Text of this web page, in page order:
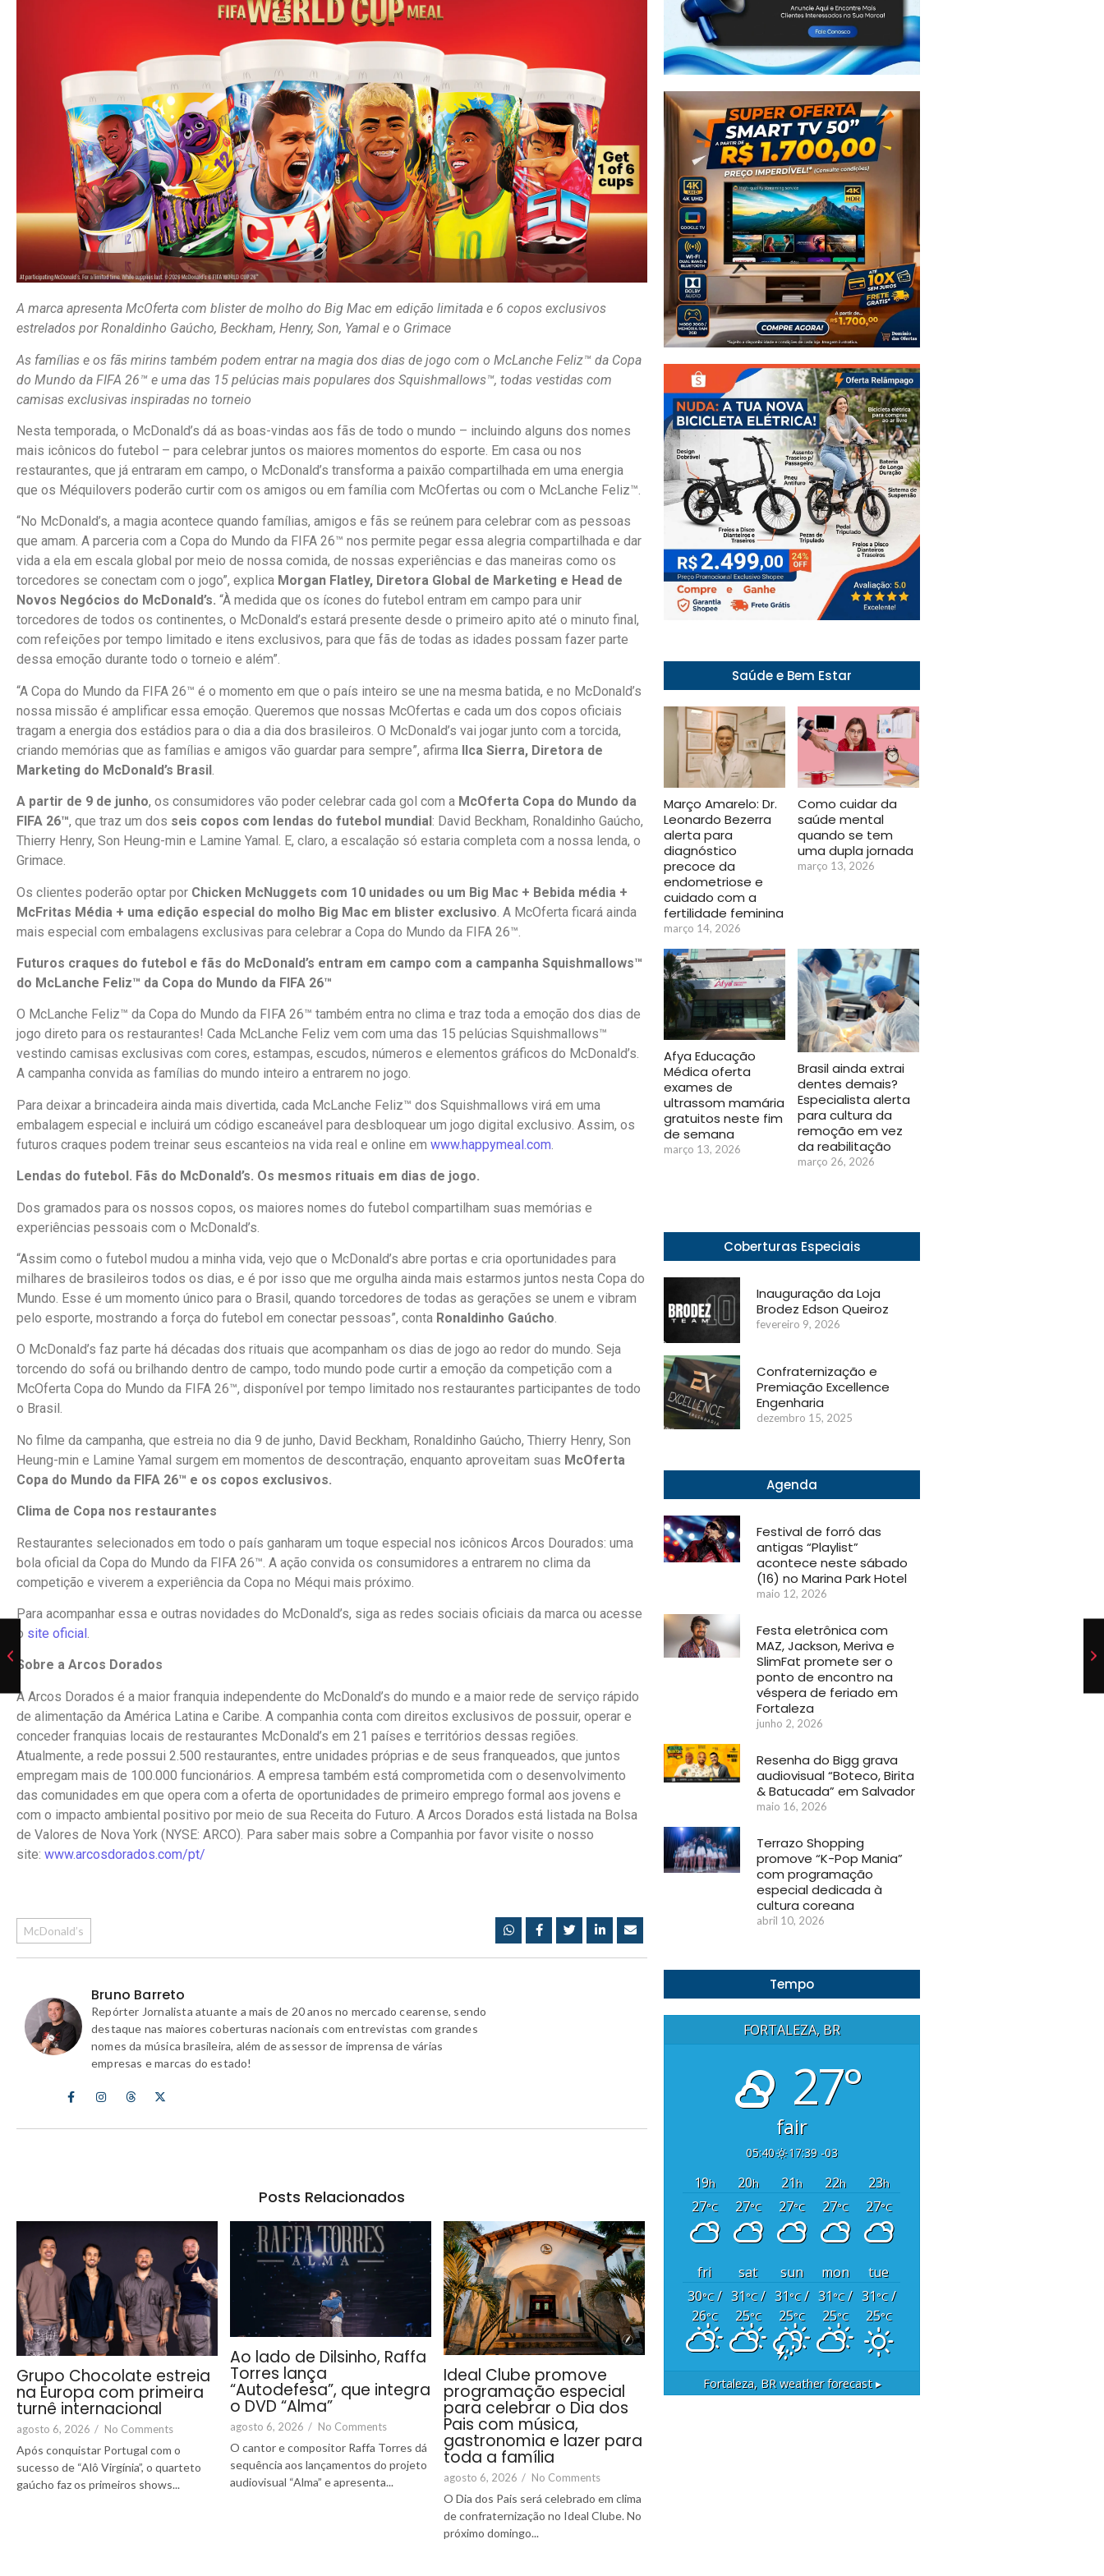
A marca apresenta McOferta com blister de molho do Big Mac em edição limitada e 6 copos exclusivos
estrelados por Ronaldinho Gaúcho, Beckham, Henry, Son, Yamal e o Grimace
As famílias e os fãs mirins também podem entrar na magia dos dias de jogo com o McLanche Feliz™ da Copa
do Mundo da FIFA 26™ e uma das 15 pelúcias mais populares dos Squishmallows™, todas vestidas com
camisas exclusivas inspiradas no torneio
Nesta temporada, o McDonald’s dá as boas-vindas aos fãs de todo o mundo – incluindo alguns dos nomes
mais icônicos do futebol – para celebrar juntos os maiores momentos do esporte. Em casa ou nos
restaurantes, que já entraram em campo, o McDonald’s transforma a paixão compartilhada em uma energia
que os Méquilovers poderão curtir com os amigos ou em família com McOfertas ou com o McLanche Feliz™.
“No McDonald’s, a magia acontece quando famílias, amigos e fãs se reúnem para celebrar com as pessoas
que amam. A parceria com a Copa do Mundo da FIFA 26™ nos permite pegar essa alegria compartilhada e dar
vida a ela em escala global por meio de nossa comida, de nossas experiências e das maneiras como os
torcedores se conectam com o jogo”, explica Morgan Flatley, Diretora Global de Marketing e Head de
Novos Negócios do McDonald’s. “À medida que os ícones do futebol entram em campo para unir
torcedores de todos os continentes, o McDonald’s estará presente desde o primeiro apito até o minuto final,
com refeições por tempo limitado e itens exclusivos, para que fãs de todas as idades possam fazer parte
dessa emoção durante todo o torneio e além”.
“A Copa do Mundo da FIFA 26™ é o momento em que o país inteiro se une na mesma batida, e no McDonald’s
nossa missão é amplificar essa emoção. Queremos que nossas McOfertas e cada um dos copos oficiais
tragam a energia dos estádios para o dia a dia dos brasileiros. O McDonald’s vai jogar junto com a torcida,
criando memórias que as famílias e amigos vão guardar para sempre”, afirma Ilca Sierra, Diretora de
Marketing do McDonald’s Brasil.
A partir de 9 de junho, os consumidores vão poder celebrar cada gol com a McOferta Copa do Mundo da
FIFA 26™, que traz um dos seis copos com lendas do futebol mundial : David Beckham, Ronaldinho Gaúcho,
Thierry Henry, Son Heung-min e Lamine Yamal. E, claro, a escalação só estaria completa com a nossa lenda, o
Grimace.
Os clientes poderão optar por Chicken McNuggets com 10 unidades ou um Big Mac + Bebida média +
McFritas Média + uma edição especial do molho Big Mac em blister exclusivo . A McOferta ficará ainda
mais especial com embalagens exclusivas para celebrar a Copa do Mundo da FIFA 26™.
Futuros craques do futebol e fãs do McDonald’s entram em campo com a campanha Squishmallows™
do McLanche Feliz™ da Copa do Mundo da FIFA 26™
O McLanche Feliz™ da Copa do Mundo da FIFA 26™ também entra no clima e traz toda a emoção dos dias de
jogo direto para os restaurantes! Cada McLanche Feliz vem com uma das 15 pelúcias Squishmallows™
vestindo camisas exclusivas com cores, estampas, escudos, números e elementos gráficos do McDonald’s.
A campanha convida as famílias do mundo inteiro a entrarem no jogo.
Para deixar a brincadeira ainda mais divertida, cada McLanche Feliz™ dos Squishmallows virá em uma
embalagem especial e incluirá um código escaneável para desbloquear um jogo digital exclusivo. Assim, os
futuros craques podem treinar seus escanteios na vida real e online em www.happymeal.com
Lendas do futebol. Fãs do McDonald’s. Os mesmos rituais em dias de jogo.
Dos gramados para os nossos copos, os maiores nomes do futebol compartilham suas memórias e
experiências pessoais com o McDonald’s.
“Assim como o futebol mudou a minha vida, vejo que o McDonald’s abre portas e cria oportunidades para
milhares de brasileiros todos os dias, e é por isso que me orgulha ainda mais estarmos juntos nesta Copa do
Mundo. Esse é um momento único para o Brasil, quando torcedores de todas as gerações se unem e vibram
pelo esporte, mostrando a força do futebol em conectar pessoas”, conta Ronaldinho Gaúcho.
O McDonald’s faz parte há décadas dos rituais que acompanham os dias de jogo ao redor do mundo. Seja
torcendo do sofá ou brilhando dentro de campo, todo mundo pode curtir a emoção da competição com a
McOferta Copa do Mundo da FIFA 26™, disponível por tempo limitado nos restaurantes participantes de todo
o Brasil.
No filme da campanha, que estreia no dia 9 de junho, David Beckham, Ronaldinho Gaúcho, Thierry Henry, Son
Heung-min e Lamine Yamal surgem em momentos de descontração, enquanto aproveitam suas McOferta
Copa do Mundo da FIFA 26™ e os copos exclusivos.
Clima de Copa nos restaurantes
Restaurantes selecionados em todo o país ganharam um toque especial nos icônicos Arcos Dourados: uma
bola oficial da Copa do Mundo da FIFA 26™. A ação convida os consumidores a entrarem no clima da
competição e viverem a experiência da Copa no Méqui mais próximo.
Para acompanhar essa e outras novidades do McDonald’s, siga as redes sociais oficiais da marca ou acesse
o site oficial.
Sobre a Arcos Dorados
A Arcos Dorados é a maior franquia independente do McDonald’s do mundo e a maior rede de serviço rápido
de alimentação da América Latina e Caribe. A companhia conta com direitos exclusivos de possuir, operar e
conceder franquias locais de restaurantes McDonald’s em 21 países e territórios dessas regiões.
Atualmente, a rede possui 2.500 restaurantes, entre unidades próprias e de seus franqueados, que juntos
empregam mais de 100.000 funcionários. A empresa também está comprometida com o desenvolvimento
das comunidades em que opera com a oferta de oportunidades de primeiro emprego formal aos jovens e
com o impacto ambiental positivo por meio de sua Receita do Futuro. A Arcos Dorados está listada na Bolsa
de Valores de Nova York (NYSE: ARCO). Para saber mais sobre a Companhia por favor visite o nosso
site: www.arcosdorados.com/pt/
McDonald’s
Bruno Barreto
Repórter Jornalista atuante a mais de 20 anos no mercado cearense, sendo
destaque nas maiores coberturas nacionais com entrevistas com grandes
nomes da música brasileira, além de assessor de imprensa de várias
empresas e marcas do estado!
Posts Relacionados
Grupo Chocolate estreia
na Europa com primeira
turnê internacional
agosto 6, 2026 / No Comments
Após conquistar Portugal com o
sucesso de “Alô Virgínia”, o quarteto
gaúcho faz os primeiros shows...
Ao lado de Dilsinho, Raffa
Torres lança
“Autodefesa”, que integra
o DVD “Alma”
agosto 6, 2026 / No Comments
O cantor e compositor Raffa Torres dá
sequência aos lançamentos do projeto
audiovisual “Alma” e apresenta...
Ideal Clube promove
programação especial
para celebrar o Dia dos
Pais com música,
gastronomia e lazer para
toda a família
agosto 6, 2026 / No Comments
O Dia dos Pais será celebrado em clima
de confraternização no Ideal Clube. No
próximo domingo...
Saúde e Bem Estar
Março Amarelo: Dr.
Leonardo Bezerra
alerta para
diagnóstico
precoce da
endometriose e
cuidado com a
fertilidade feminina
março 14, 2026
Como cuidar da
saúde mental
quando se tem
uma dupla jornada
março 13, 2026
Afya Educação
Médica oferta
exames de
ultrassom mamária
gratuitos neste fim
de semana
março 13, 2026
Brasil ainda extrai
dentes demais?
Especialista alerta
para cultura da
remoção em vez
da reabilitação
março 26, 2026
Coberturas Especiais
Inauguração da Loja
Brodez Edson Queiroz
fevereiro 9, 2026
Confraternização e
Premiação Excellence
Engenharia
dezembro 15, 2025
Agenda
Festival de forró das
antigas “Playlist”
acontece neste sábado
(16) no Marina Park Hotel
maio 12, 2026
Festa eletrônica com
MAZ, Jackson, Meriva e
SlimFat promete ser o
ponto de encontro na
véspera de feriado em
Fortaleza
junho 2, 2026
Resenha do Bigg grava
audiovisual “Boteco, Birita
& Batucada” em Salvador
maio 16, 2026
Terrazo Shopping
promove “K-Pop Mania”
com programação
especial dedicada à
cultura coreana
abril 10, 2026
Tempo
FORTALEZA, BR
27°
fair
05:40 17:39 -03
19h 20h 21h 22h 23h
27°C 27°C 27°C 27°C 27°C
fri sat sun mon
tue
30°C/
26°C
31°C/
25°C
31°C/
25°C
31°C/
25°C
31°C/
25°C
Fortaleza, BRweather forecast ▸